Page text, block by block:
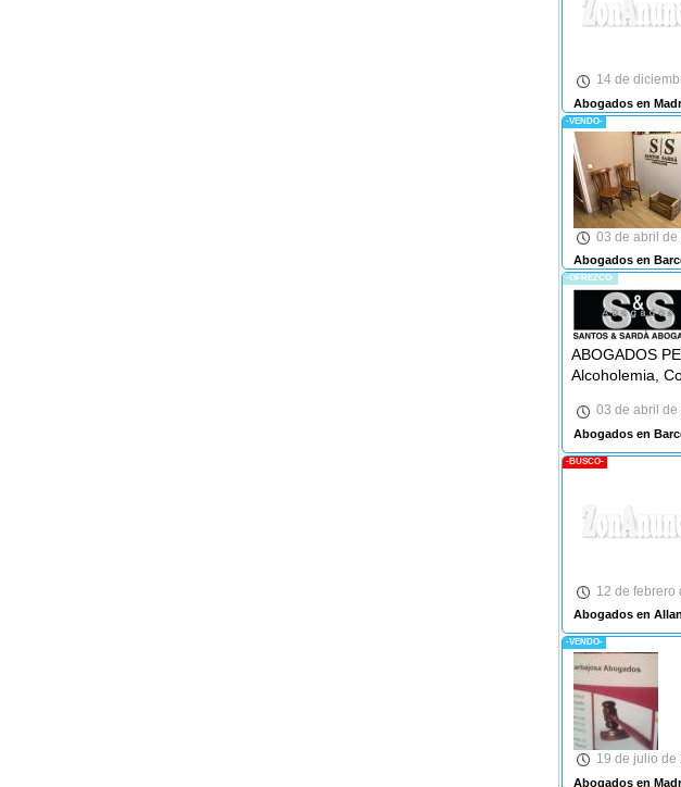
14 de
Abogados en
-VENDO-
03 de abril de
Abogados en
-OFREZCO-
ABOGADOS
Alcoholemia,
03 de abril de
Abogados en
-BUSCO-
12 de febrero
Abogados en
-VENDO-
19 de julio de
Abogados en